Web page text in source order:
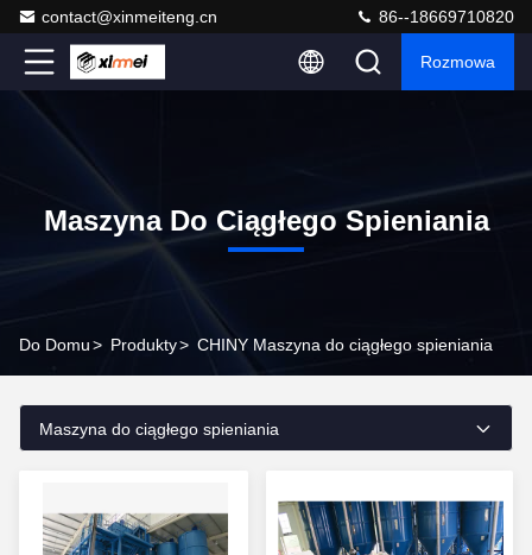
contact@xinmeiteng.cn 86--18669710820
Rozmowa
Maszyna Do Ciągłego Spieniania
Do Domu> Produkty> CHINY Maszyna do ciągłego spieniania
Maszyna do ciągłego spieniania